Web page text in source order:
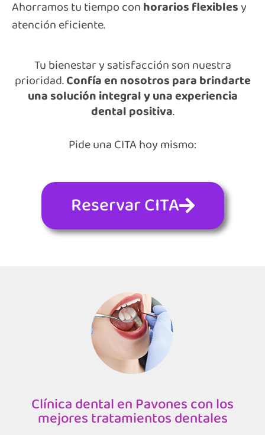
Ahorramos tu tiempo conhorarios flexiblesy
atención eficiente.
Tu bienestar y satisfacción son nuestra
prioridad.Confía en nosotros para brindarte
una solución integral y una experiencia
dental positiva.
Pide una CITA hoy mismo:
Reservar CITA
Clínica dental en Pavones con los
mejores tratamientos dentales